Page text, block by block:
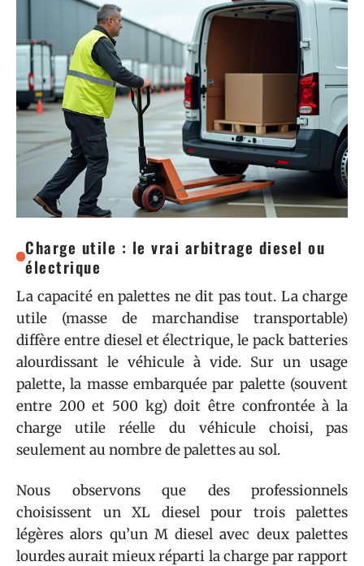
Charge utile : le vrai arbitrage diesel ou
électrique
La capacité en palettes ne dit pas tout. La charge
utile (masse de marchandise transportable)
diffère entre diesel et électrique, le pack batteries
alourdissant le véhicule à vide. Sur un usage
palette, la masse embarquée par palette (souvent
entre 200 et 500 kg) doit être confrontée à la
charge utile réelle du véhicule choisi, pas
seulement au nombre de palettes au sol.
Nous observons que des professionnels
choisissent un XL diesel pour trois palettes
légères alors qu’un M diesel avec deux palettes
lourdes aurait mieux réparti la charge par rapport